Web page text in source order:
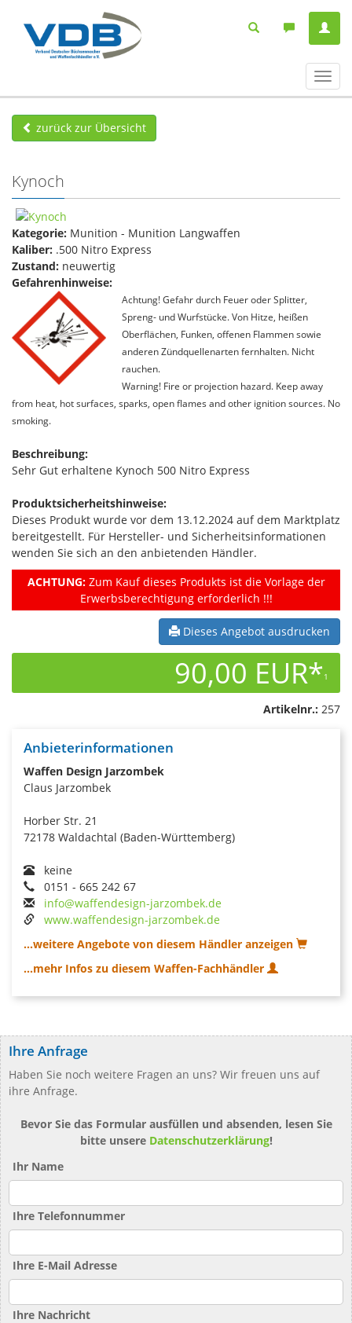
ein-/
zurück zur Übersicht
Kynoch
Kategorie: Munition - Munition Langwaffen
Kaliber: .500 Nitro Express
Zustand: neuwertig
Gefahrenhinweise:
Achtung! Gefahr durch Feuer oder Splitter,
Spreng- und Wurfstücke. Von Hitze, heißen
Oberflächen, Funken, offenen Flammen sowie
anderen Zündquellenarten fernhalten. Nicht
rauchen.
Warning! Fire or projection hazard. Keep away
from heat, hot surfaces, sparks, open flames and other ignition sources. No
smoking.
Beschreibung:
Sehr Gut erhaltene Kynoch 500 Nitro Express
Produktsicherheitshinweise:
Dieses Produkt wurde vor dem 13.12.2024 auf dem Marktplatz
bereitgestellt. Für Hersteller- und Sicherheitsinformationen
wenden Sie sich an den anbietenden Händler.
ACHTUNG:Zum Kauf dieses Produkts ist die Vorlage der
Erwerbsberechtigung erforderlich !!!
Dieses Angebot ausdrucken
90,00 EUR*1
Artikelnr.: 257
Anbieterinformationen
Waffen Design Jarzombek
Claus Jarzombek
Horber Str. 21
72178 Waldachtal (Baden-Württemberg)
keine
0151 - 665 242 67
info@waffendesign-jarzombek.de
www.waffendesign-jarzombek.de
...weitere Angebote von diesem Händler anzeigen
...mehr Infos zu diesem Waffen-Fachhändler
Ihre Anfrage
Haben Sie noch weitere Fragen an uns? Wir freuen uns auf
ihre Anfrage.
Bevor Sie das Formular ausfüllen und absenden, lesen Sie
bitte unsere Datenschutzerklärung!
Ihr Name
Ihre Telefonnummer
Ihre E-Mail Adresse
Ihre Nachricht